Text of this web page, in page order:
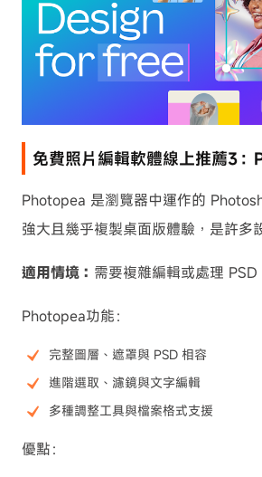
免費照片編輯軟體線上推薦3
Photopea 是瀏覽器中運作的
強大且幾乎複製桌面版體驗，是許多
適用情境： 需要複雜編輯或處理 PSD
Photopea功能：
完整圖層、遮罩與 PSD 相容
進階選取、濾鏡與文字編輯
多種調整工具與檔案格式支援
優點：